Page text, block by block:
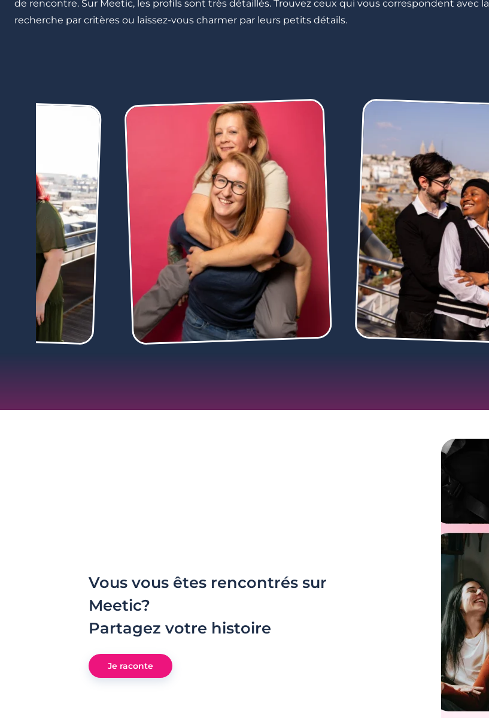
de rencontre. Sur Meetic, les profils sont très détaillés. Trouvez ceux qui vous correspondent avec la
recherche par critères ou laissez-vous charmer par leurs petits détails.
Vous vous êtes rencontrés sur
Meetic?
Partagez votre histoire
Je raconte